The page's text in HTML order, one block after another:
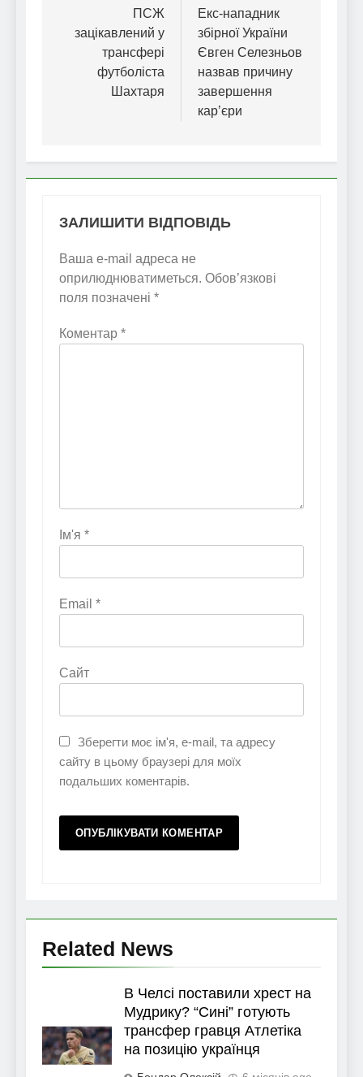
ПСЖ
зацікавлений у
трансфері
футболіста
Шахтаря
Екс-нападник
збірної України
Євген Селезньов
назвав причину
завершення
кар’єри
ЗАЛИШИТИ ВІДПОВІДЬ
Ваша e-mail адреса не
оприлюднюватиметься. Обов’язкові
поля позначені *
Коментар *
Ім'я *
Email *
Сайт
Зберегти моє ім'я, e-mail, та адресу
сайту в цьому браузері для моїх
подальших коментарів.
Related News
В Челсі поставили хрест на
Мудрику? “Сині” готують
трансфер гравця Атлетіка
на позицію українця